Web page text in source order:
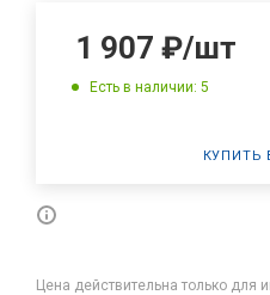
1 907 ₽/шт
Есть в наличии: 5
КУПИТЬ
Цена действительна только для